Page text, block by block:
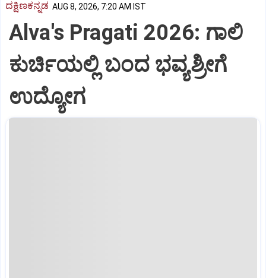
ದಕ್ಷಿಣಕನ್ನಡ AUG 8, 2026, 7:20 AM IST
Alva's Pragati 2026: ಗಾಲಿ
ಕುರ್ಚಿಯಲ್ಲಿ ಬಂದ ಭವ್ಯಶ್ರೀಗೆ
ಉದ್ಯೋಗ